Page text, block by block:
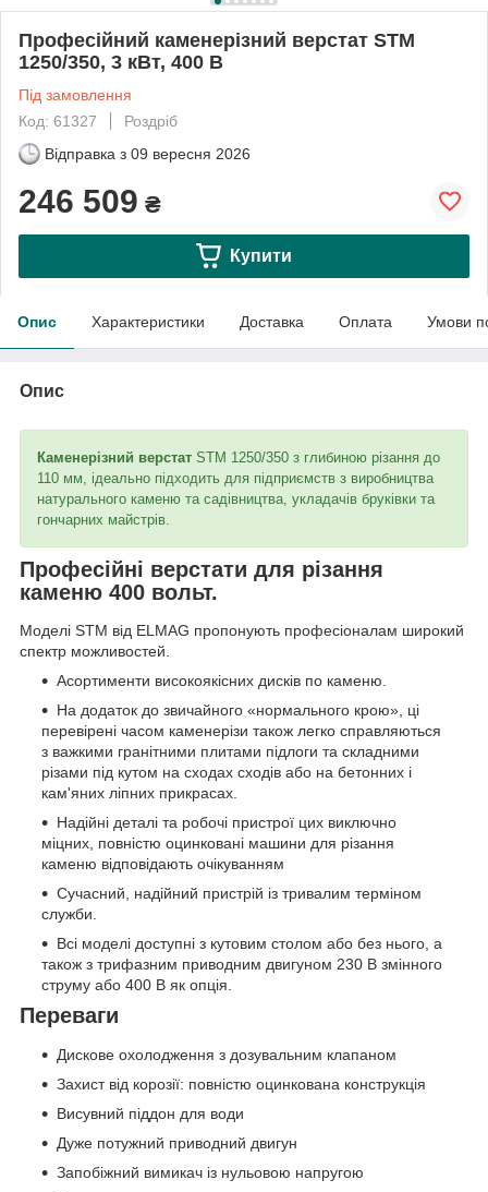
Професійний каменерізний верстат STM
1250/350, 3 кВт, 400 В
Під замовлення
Код: 61327
Роздріб
Відправка з 09 вересня 2026
246 509 ₴
Купити
Опис Характеристики Доставка Оплата Умови
Опис
Каменерізний верстат STM 1250/350 з глибиною різання до
110 мм, ідеально підходить для підприємств з виробництва
натурального каменю та садівництва, укладачів бруківки та
гончарних майстрів.
Професійні верстати для різання
каменю 400 вольт.
Моделі STM від ELMAG пропонують професіоналам широкий
спектр можливостей.
Асортименти високоякісних дисків по каменю.
На додаток до звичайного «нормального крою», ці
перевірені часом каменерізи також легко справляються
з важкими гранітними плитами підлоги та складними
різами під кутом на сходах сходів або на бетонних і
кам'яних ліпних прикрасах.
Надійні деталі та робочі пристрої цих виключно
міцних, повністю оцинковані машини для різання
каменю відповідають очікуванням
Сучасний, надійний пристрій із тривалим терміном
служби.
Всі моделі доступні з кутовим столом або без нього, а
також з трифазним приводним двигуном 230 В змінного
струму або 400 В як опція.
Переваги
Дискове охолодження з дозувальним клапаном
Захист від корозії: повністю оцинкована конструкція
Висувний піддон для води
Дуже потужний приводний двигун
Запобіжний вимикач із нульовою напругою